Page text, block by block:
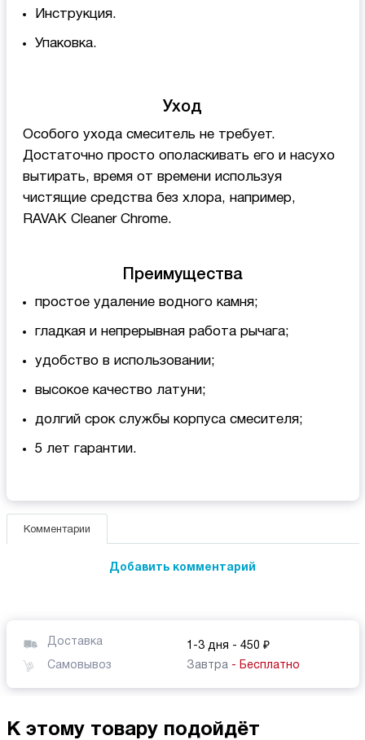
Инструкция.
Упаковка.
Уход
Особого ухода смеситель не требует.
Достаточно просто ополаскивать его и насухо
вытирать, время от времени используя
чистящие средства без хлора, например,
RAVAK Cleaner Chrome.
Преимущества
простое удаление водного камня;
гладкая и непрерывная работа рычага;
удобство в использовании;
высокое качество латуни;
долгий срок службы корпуса смесителя;
5 лет гарантии.
Комментарии
Добавить комментарий
Доставка 1-3 дня - 450 ₽
Самовывоз
Завтра - Бесплатно
К этому товару подойдёт